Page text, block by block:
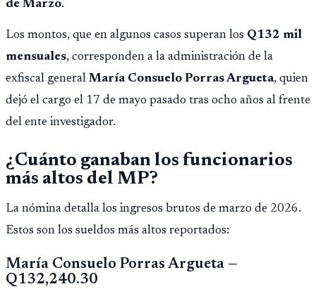
de Marzo.
Los montos, que en algunos casos superan los Q132 mil
mensuales, corresponden a la administración de la
exfiscal general María Consuelo Porras Argueta, quien
dejó el cargo el 17 de mayo pasado tras ocho años al frente
del ente investigador.
¿Cuánto ganaban los funcionarios
más altos del MP?
La nómina detalla los ingresos brutos de marzo de 2026.
Estos son los sueldos más altos reportados:
María Consuelo Porras Argueta —
Q132,240.30